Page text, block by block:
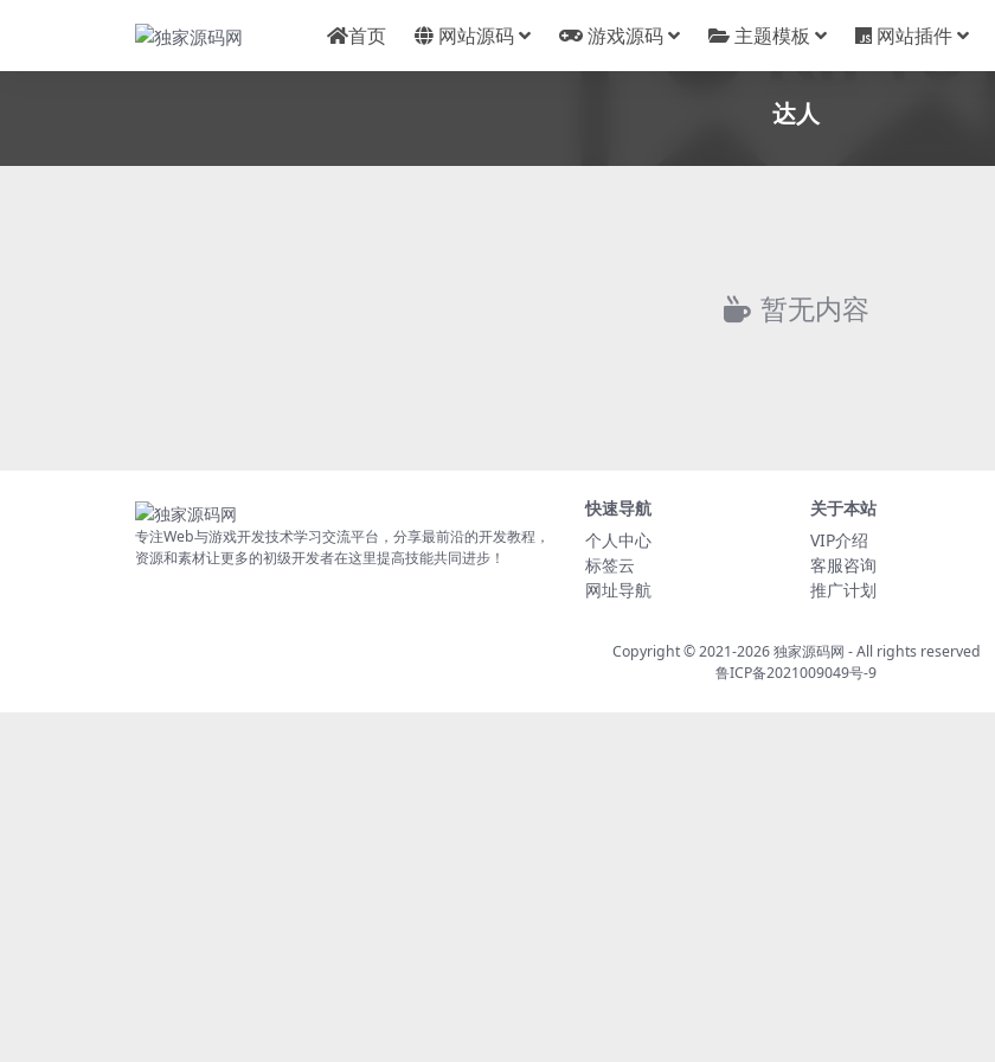
首页 网站源码 游戏源码 主题模板 网站插件
达人
暂无内容
专注Web与游戏开发技术学习交流平台，分享最前沿的开发教程，
资源和素材让更多的初级开发者在这里提高技能共同进步！
快速导航
个人中心
标签云
网址导航
关于本站
VIP介绍
客服咨询
推广计划
Copyright © 2021-2026独家源码网 - All rights reserved
鲁ICP备2021009049号-9